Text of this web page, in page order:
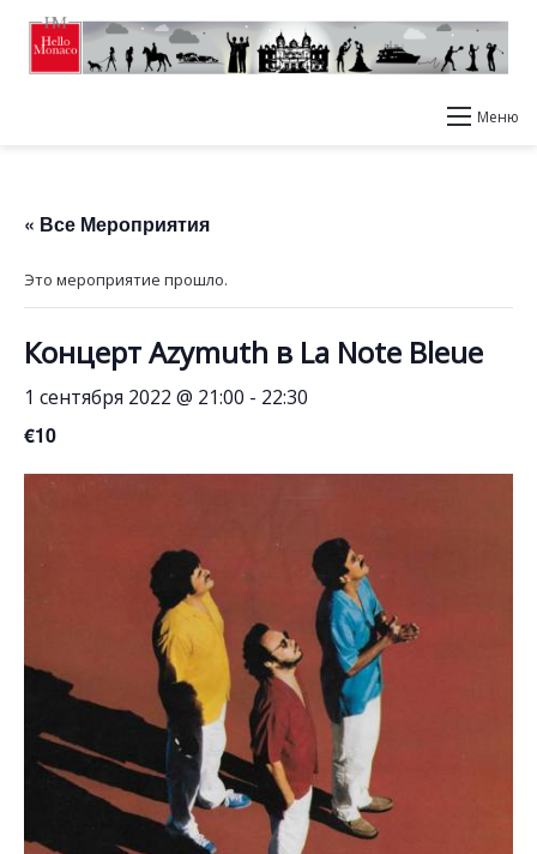
Меню
« Все Мероприятия
Это мероприятие прошло.
Концерт Azymuth в La Note Bleue
1 сентября 2022 @ 21:00 - 22:30
€10